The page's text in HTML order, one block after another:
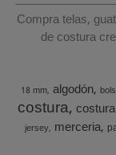
Compra telas,
de costura
18 mm algodón
costura
jersey merceria